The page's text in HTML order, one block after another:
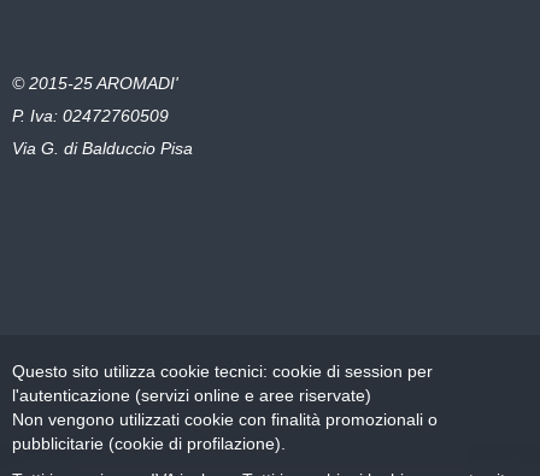
© 2015-25 AROMADI'
P. Iva: 02472760509
Via G. di Balduccio Pisa
Questo sito utilizza cookie tecnici: cookie di session per
l'autenticazione (servizi online e aree riservate)
Non vengono utilizzati cookie con finalità promozionali o
pubblicitarie (cookie di profilazione).